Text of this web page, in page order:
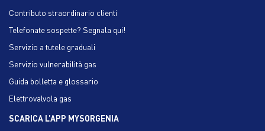
Contributo straordinario clienti
Telefonate sospette? Segnala qui!
Servizio a tutele graduali
Servizio vulnerabilità gas
Guida bolletta e glossario
Elettrovalvola gas
SCARICA L’APP MYSORGENIA